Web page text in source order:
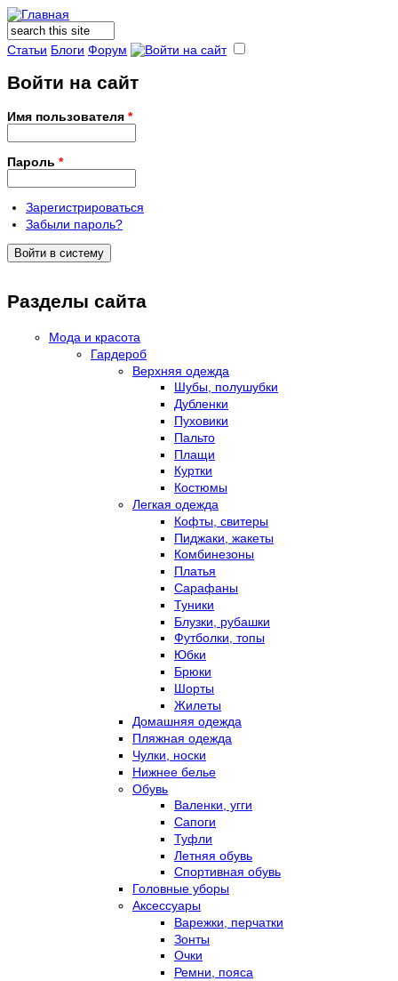
Форма поиска
Поиск
Статьи Блоги Форум
Войти на сайт
Имя пользователя *
Пароль *
Зарегистрироваться
Забыли пароль?
Разделы сайта
Мода и красота
Гардероб
Верхняя одежда
Шубы, полушубки
Дубленки
Пуховики
Пальто
Плащи
Куртки
Костюмы
Легкая одежда
Кофты, свитеры
Пиджаки, жакеты
Комбинезоны
Платья
Сарафаны
Туники
Блузки, рубашки
Футболки, топы
Юбки
Брюки
Шорты
Жилеты
Домашняя одежда
Пляжная одежда
Чулки, носки
Нижнее белье
Обувь
Валенки, угги
Сапоги
Туфли
Летняя обувь
Спортивная обувь
Головные уборы
Аксессуары
Варежки, перчатки
Зонты
Очки
Ремни, пояса